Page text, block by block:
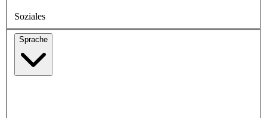
Soziales
Sprache